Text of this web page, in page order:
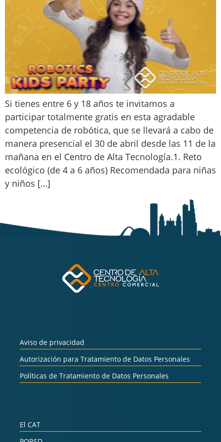
Si tienes entre 6 y 18 años te invitamos a
participar totalmente gratis en esta agradable
competencia de robótica, que se llevará a cabo de
manera presencial el 30 de abril desde las 11 de la
mañana en el Centro de Alta Tecnología.1. Reto
ecológico (de 4 a 6 años) Recomendada para niñas
y niños […]
Aviso de privacidad
Autorización para Tratamiento de Datos Personales
Políticas de Tratamiento de Datos Personales
El CAT